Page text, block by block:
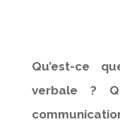
Qu’est-ce
verbale ?